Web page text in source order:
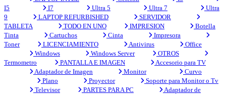
I5
I7 Ultra 5 Ultra 7
Ultra
9
LAPTOP REFURBISHED
SERVIDOR
TABLETA
TODO EN UNO IMPRESION
Botella
Tinta
Cartuchos Cinta
Impresora
Toner
LICENCIAMIENTO Antivirus
Office
Windows
Windows Server
OTROS
Termometro
PANTALLA E IMAGEN
Accesorio para TV
Adaptador de Imagen
Monitor
Curvo
Plano
Proyector
Soporte para Monitor o Tv
Televisor
PARTES PARA PC
Adaptador de